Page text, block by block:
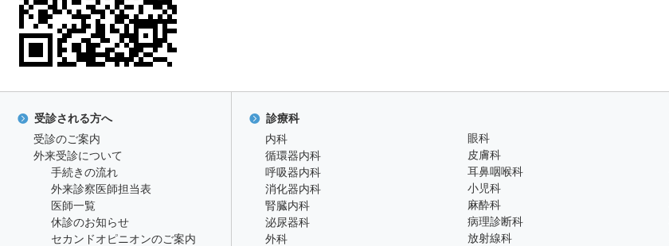
受診される方へ
受診のご案内
外来受診について
手続きの流れ
外来診察医師担当表
医師一覧
休診のお知らせ
セカンドオピニオンのご案内
診療科
内科
循環器内科
呼吸器内科
消化器内科
腎臓内科
泌尿器科
外科
眼科
皮膚科
耳鼻咽喉科
小児科
麻酔科
病理診断科
放射線科